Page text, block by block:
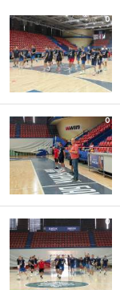
0
0
0